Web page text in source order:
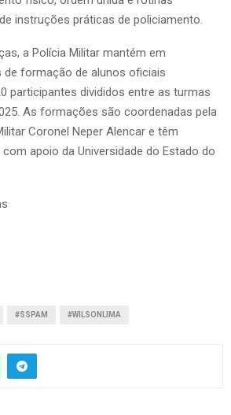
instruções práticas de policiamento.
a Polícia Militar mantém em
formação de alunos oficiais
participantes divididos entre as turmas
As formações são coordenadas pela
Coronel Neper Alencar e têm
apoio da Universidade do Estado do
#SSPAM #WILSONLIMA